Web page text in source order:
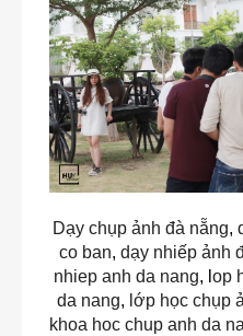
Dạy chụp ảnh đà nẵng,
co ban, dạy nhiếp ảnh
nhiep anh da nang, l op
da nang, lớp học chụp
khoa hoc chup anh da